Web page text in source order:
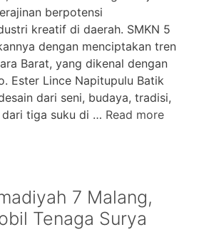
berpotensi
kreatif di daerah. SMKN 5
dengan menciptakan tren
Barat, yang dikenal dengan
Ester Lince Napitupulu Batik
dari seni, budaya, tradisi,
dari tiga suku di … Read more
7 Malang,
Tenaga Surya